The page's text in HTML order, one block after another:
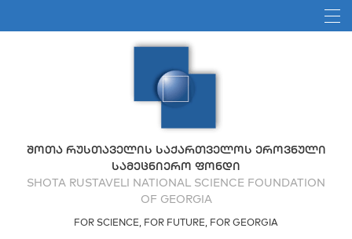
ᲨᲝᲗᲐ ᲠᲣᲡᲗᲐᲕᲔᲚᲘᲡ ᲡᲐᲥᲐᲠᲗᲕᲔᲚᲝᲡ ᲔᲠᲝᲕᲜᲣᲚᲘ
ᲡᲐᲛᲔᲪᲜᲘᲔᲠᲝ ᲤᲝᲜᲓᲘ
SHOTA RUSTAVELI NATIONAL SCIENCE FOUNDATION
OF GEORGIA
FOR SCIENCE, FOR FUTURE, FOR GEORGIA